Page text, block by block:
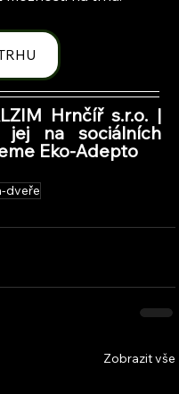
Hrnčíř s.r.o. |
na sociálních
Eko-Adepto
dveře
Zobrazit vše